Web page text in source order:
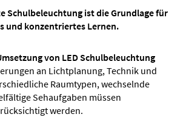
Schulbeleuchtung ist die Grundlage für
und konzentriertes Lernen.
von LED Schulbeleuchtung
an Lichtplanung, Technik und
Raumtypen, wechselnde
Sehaufgaben müssen
werden.